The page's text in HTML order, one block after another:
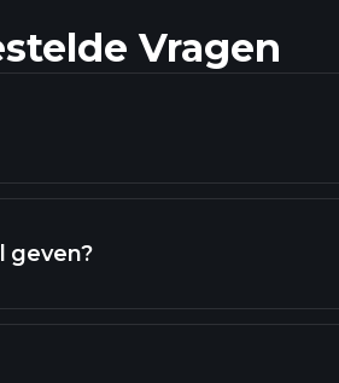
Vragen
geven?